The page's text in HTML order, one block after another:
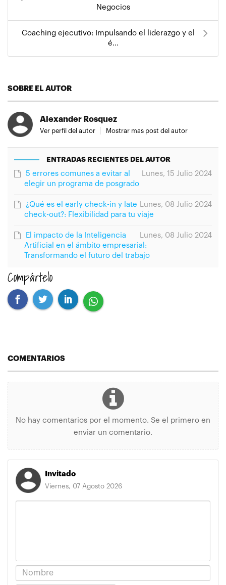
Negocios
Coaching ejecutivo: Impulsando el liderazgo y el
é...
SOBRE EL AUTOR
Alexander Rosquez
Ver perfil del autor Mostrar mas post del autor
ENTRADAS RECIENTES DEL AUTOR
Lunes, 15 Julio 2024
5 errores comunes a evitar al
elegir un programa de posgrado
Lunes, 08 Julio 2024
¿Qué es el early check-in y late
check-out?: Flexibilidad para tu viaje
Lunes, 08 Julio 2024
El impacto de la Inteligencia
Artificial en el ámbito empresarial:
Transformando el futuro del trabajo
Compártelo
COMENTARIOS
No hay comentarios por el momento. Se el primero en
enviar un comentario.
Invitado
Viernes, 07 Agosto 2026